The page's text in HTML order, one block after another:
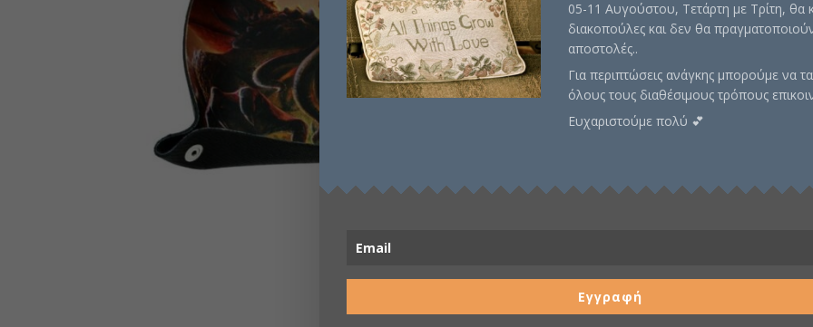
Εξαντλημένο
05-11 Αυγούστου, Τετάρτη με Τρίτη, θα
διακοπούλες και δεν θα
αποστολές..
Για περιπτώσεις ανάγκης μπορούμε να
όλους τους διαθέσιμους τρόπους
Ευχαριστούμε πολύ 💕
Εγγραφή